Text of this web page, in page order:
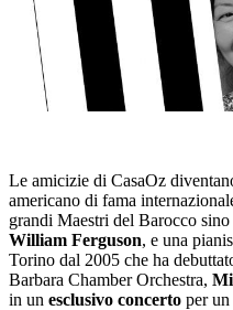
Le amicizie di CasaOz
americano di fama
grandi Maestri del Barocco
William Ferguson, e una
Torino dal 2005 che ha
Barbara Chamber Orchestra,
in un esclusivo concerto per